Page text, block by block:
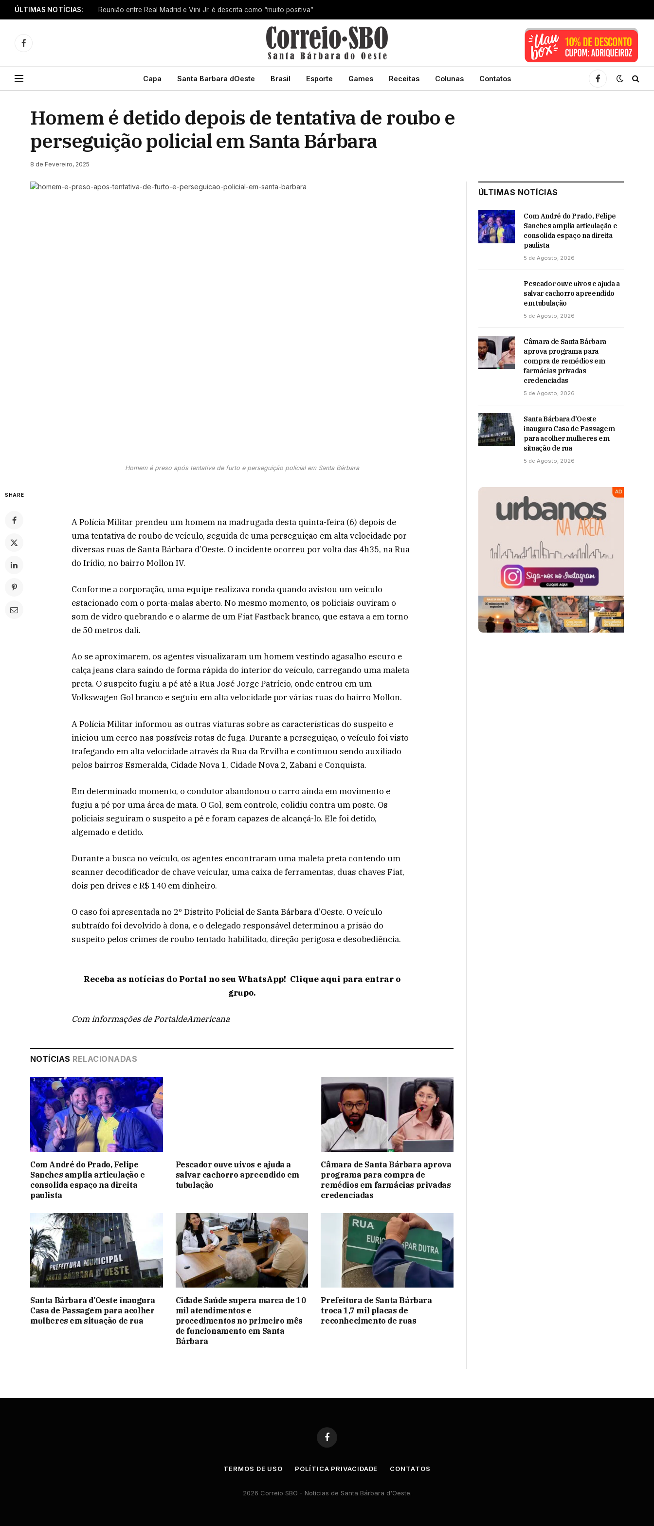
ÚLTIMAS NOTÍCIAS: Reunião entre Real Madrid e Vini Jr. é descrita como “muito positiva”
Facebook
Capa Santa Barbara dOeste Brasil Esporte Games Receitas Colunas Contatos
Facebook
Homem é detido depois de tentativa de roubo e
perseguição policial em Santa Bárbara
8 de Fevereiro, 2025
Homem é preso após tentativa de furto e perseguição policial em Santa Bárbara
SHARE
A Polícia Militar prendeu um homem na madrugada desta quinta-feira (6) depois de
uma tentativa de roubo de veículo, seguida de uma perseguição em alta velocidade por
diversas ruas de Santa Bárbara d’Oeste. O incidente ocorreu por volta das 4h35, na Rua
do Irídio, no bairro Mollon IV.
Conforme a corporação, uma equipe realizava ronda quando avistou um veículo
estacionado com o porta-malas aberto. No mesmo momento, os policiais ouviram o
som de vidro quebrando e o alarme de um Fiat Fastback branco, que estava a em torno
de 50 metros dali.
Ao se aproximarem, os agentes visualizaram um homem vestindo agasalho escuro e
calça jeans clara saindo de forma rápida do interior do veículo, carregando uma maleta
preta. O suspeito fugiu a pé até a Rua José Jorge Patrício, onde entrou em um
Volkswagen Gol branco e seguiu em alta velocidade por várias ruas do bairro Mollon.
A Polícia Militar informou as outras viaturas sobre as características do suspeito e
iniciou um cerco nas possíveis rotas de fuga. Durante a perseguição, o veículo foi visto
trafegando em alta velocidade através da Rua da Ervilha e continuou sendo auxiliado
pelos bairros Esmeralda, Cidade Nova 1, Cidade Nova 2, Zabani e Conquista.
Em determinado momento, o condutor abandonou o carro ainda em movimento e
fugiu a pé por uma área de mata. O Gol, sem controle, colidiu contra um poste. Os
policiais seguiram o suspeito a pé e foram capazes de alcançá-lo. Ele foi detido,
algemado e detido.
Durante a busca no veículo, os agentes encontraram uma maleta preta contendo um
scanner decodificador de chave veicular, uma caixa de ferramentas, duas chaves Fiat,
dois pen drives e R$ 140 em dinheiro.
O caso foi apresentada no 2º Distrito Policial de Santa Bárbara d’Oeste. O veículo
subtraído foi devolvido à dona, e o delegado responsável determinou a prisão do
suspeito pelos crimes de roubo tentado habilitado, direção perigosa e desobediência.
Receba as notícias do Portal no seu WhatsApp! Clique aqui para entrar o
grupo.
Com informações de PortaldeAmericana
NOTÍCIAS RELACIONADAS
Com André do Prado, Felipe
Sanches amplia articulação e
consolida espaço na direita
paulista
Pescador ouve uivos e ajuda a
salvar cachorro apreendido em
tubulação
Câmara de Santa Bárbara aprova
programa para compra de
remédios em farmácias privadas
credenciadas
Santa Bárbara d’Oeste inaugura
Casa de Passagem para acolher
mulheres em situação de rua
Cidade Saúde supera marca de 10
mil atendimentos e
procedimentos no primeiro mês
de funcionamento em Santa
Bárbara
Prefeitura de Santa Bárbara
troca 1,7 mil placas de
reconhecimento de ruas
ÚLTIMAS NOTÍCIAS
Com André do Prado, Felipe
Sanches amplia articulação e
consolida espaço na direita
paulista
5 de Agosto, 2026
Pescador ouve uivos e ajuda a
salvar cachorro apreendido
em tubulação
5 de Agosto, 2026
Câmara de Santa Bárbara
aprova programa para
compra de remédios em
farmácias privadas
credenciadas
5 de Agosto, 2026
Santa Bárbara d’Oeste
inaugura Casa de Passagem
para acolher mulheres em
situação de rua
5 de Agosto, 2026
Facebook
TERMOS DE USO POLÍTICA PRIVACIDADE CONTATOS
2026 Correio SBO - Notícias de Santa Bárbara d'Oeste.